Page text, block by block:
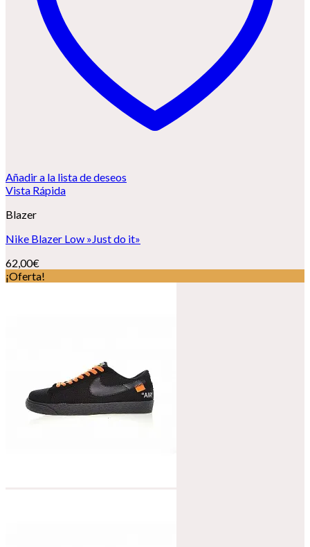
Añadir a la lista de deseos
Vista Rápida
Blazer
Nike Blazer Low »Just do it»
62,00€
¡Oferta!